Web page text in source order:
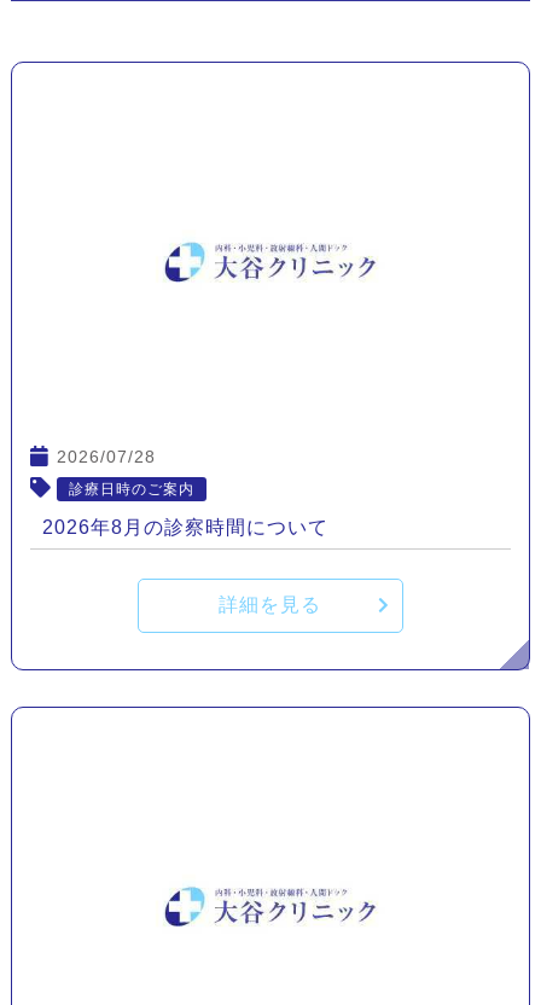
2026/07/28
診療日時のご案内
2026年8月の診察時間について
詳細を見る